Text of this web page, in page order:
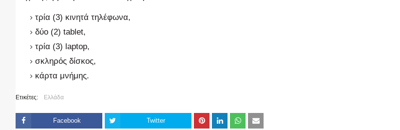
τρία (3) κινητά τηλέφωνα,
δύο (2) tablet,
τρία (3) laptop,
σκληρός δίσκος,
κάρτα μνήμης.
Ετικέτες: Ελλάδα
Facebook Twitter